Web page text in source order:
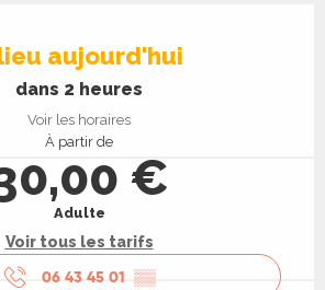
aujourd'hui
dans 2 heures
Voir les horaires
À partir de
€
Adulte
Voir tous les tarifs
06 43 45 01 ▒▒